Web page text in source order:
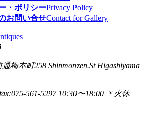
・ポリシーPrivacy Policy
お問い合せContact for Gallery
梅本町258 Shinmonzen.St Higashiyama
561-5297 10:30〜18:00 ＊火休